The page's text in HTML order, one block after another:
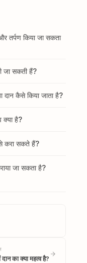
तर्पण किया जा सकता
जा सकती हैं?
दान कैसे किया जाता है?
क्या है?
करा सकते हैं?
जा सकता है?
दान का क्या महत्व है?